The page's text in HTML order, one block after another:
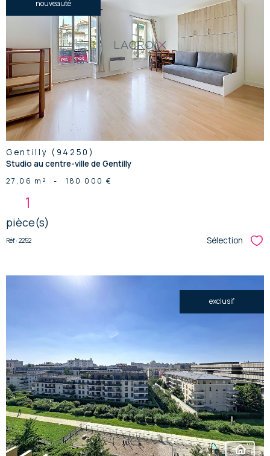
nouveauté
voir le
bien
Gentilly (94250)
Studio au centre-ville de Gentilly
27,06 m² - 180 000 €
1
pièce(s)
Réf : 2252 Sélection
exclusif
voir le
bien